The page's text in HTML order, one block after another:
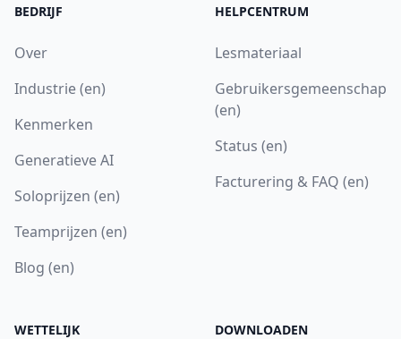
BEDRIJF
Over
Industrie (en)
Kenmerken
Generatieve AI
Soloprijzen (en)
Teamprijzen (en)
Blog (en)
HELPCENTRUM
Lesmateriaal
Gebruikersgemeenschap
(en)
Status (en)
Facturering & FAQ (en)
WETTELIJK DOWNLOADEN